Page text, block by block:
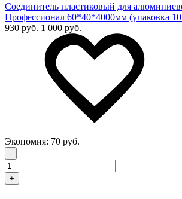
Соединитель пластиковый для
Профессионал 60*40*4000мм (упаковка
930 руб. 1 000 руб.
Экономия: 70 руб.
-
+